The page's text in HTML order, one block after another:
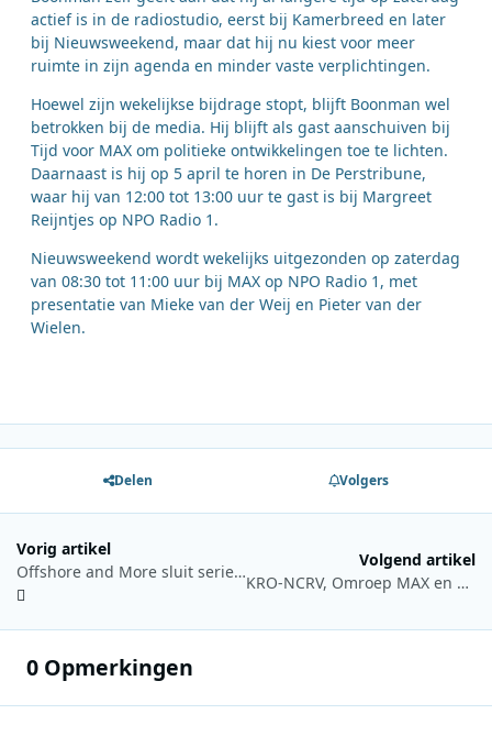
actief is in de radiostudio, eerst bij Kamerbreed en later
bij Nieuwsweekend, maar dat hij nu kiest voor meer
ruimte in zijn agenda en minder vaste verplichtingen.
Hoewel zijn wekelijkse bijdrage stopt, blijft Boonman wel
betrokken bij de media. Hij blijft als gast aanschuiven bij
Tijd voor MAX om politieke ontwikkelingen toe te lichten.
Daarnaast is hij op 5 april te horen in De Perstribune,
waar hij van 12:00 tot 13:00 uur te gast is bij Margreet
Reijntjes op NPO Radio 1.
Nieuwsweekend wordt wekelijks uitgezonden op zaterdag
van 08:30 tot 11:00 uur bij MAX op NPO Radio 1, met
presentatie van Mieke van der Weij en Pieter van der
Wielen.
Delen Volgers
Vorig artikel
Offshore and More sluit serie over Radio London af met laatste deel
Volgend artikel
KRO-NCRV, Omroep MAX en WNL willen samen omroephuis vormen
0 Opmerkingen